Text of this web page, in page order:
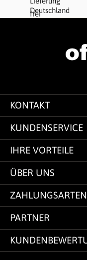
KONTAKT
KUNDENSERVICE
IHRE VORTEILE
ÜBER UNS
ZAHLUNGSARTEN
PARTNER